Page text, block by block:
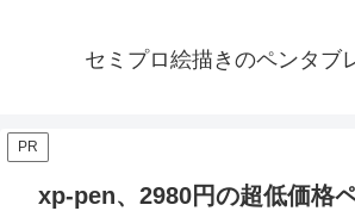
セミプロ絵描きのペンタブ
PR
xp-pen、2980円の超低価格